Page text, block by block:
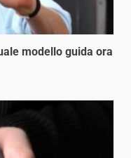
modello guida ora